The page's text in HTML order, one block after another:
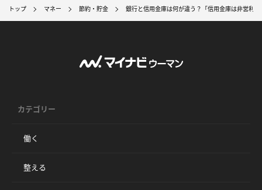
トップ マネー 節約・貯金 銀行と信用金庫は何が違う？「信用金庫は非営利団
カテゴリー
働く
整える